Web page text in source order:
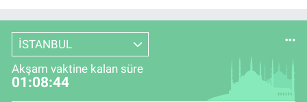
İSTANBUL
Akşam vaktine kalan süre
01:08:44